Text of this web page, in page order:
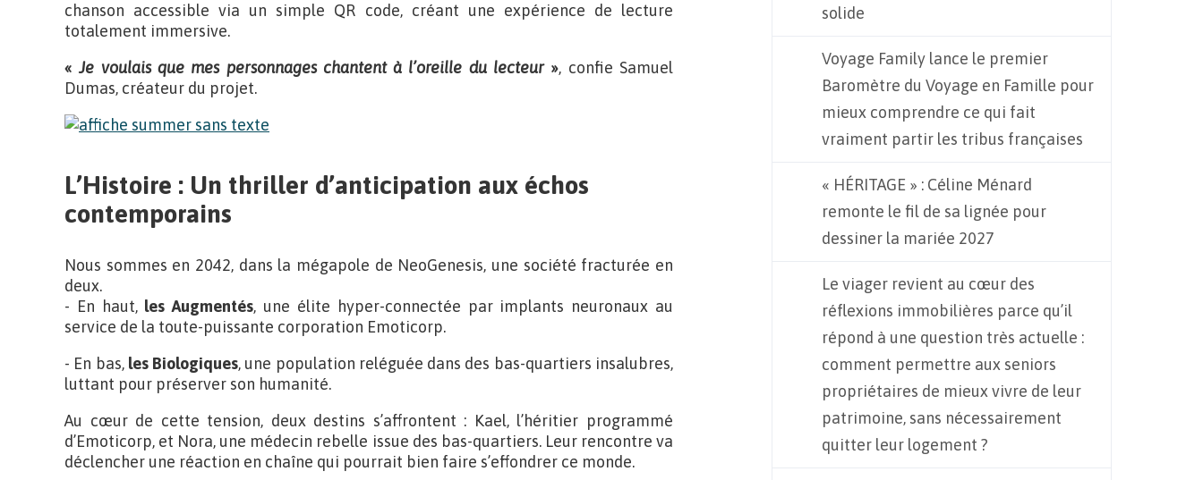
chanson accessible via un simple QR code, créant une expérience de lecture
totalement immersive.
«Je voulais que mes personnages chantent à l’oreille du lecteur», confie Samuel
Dumas, créateur du projet.
L’Histoire : Un thriller d’anticipation aux échos
contemporains
Nous sommes en 2042, dans la mégapole de NeoGenesis, une société fracturée en
deux.
- En haut, les Augmentés, une élite hyper-connectée par implants neuronaux au
service de la toute-puissante corporation Emoticorp.
- En bas, les Biologiques, une population reléguée dans des bas-quartiers insalubres,
luttant pour préserver son humanité.
Au cœur de cette tension, deux destins s’affrontent : Kael, l’héritier programmé
d’Emoticorp, et Nora, une médecin rebelle issue des bas-quartiers. Leur rencontre va
déclencher une réaction en chaîne qui pourrait bien faire s’effondrer ce monde.
solide
Voyage Family lance le premier
Baromètre du Voyage en Famille pour
mieux comprendre ce qui fait
vraiment partir les tribus françaises
« HÉRITAGE » : Céline Ménard
remonte le fil de sa lignée pour
dessiner la mariée 2027
Le viager revient au cœur des
réflexions immobilières parce qu’il
répond à une question très actuelle :
comment permettre aux seniors
propriétaires de mieux vivre de leur
patrimoine, sans nécessairement
quitter leur logement ?